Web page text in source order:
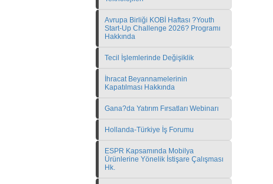
Avrupa Birliği KOBİ Haftası ?Youth
Start-Up Challenge 2026? Programı
Hakkında
Tecil İşlemlerinde Değişiklik
İhracat Beyannamelerinin
Kapatılması Hakkında
Gana?da Yatırım Fırsatları Webinarı
Hollanda-Türkiye İş Forumu
ESPR Kapsamında Mobilya
Ürünlerine Yönelik İstişare Çalışması
Hk.